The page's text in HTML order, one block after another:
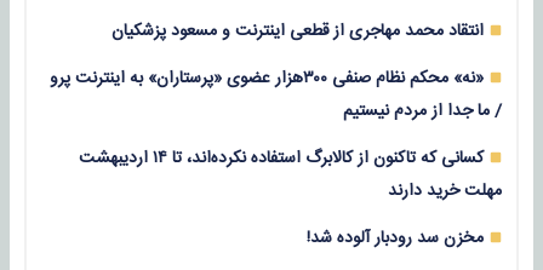
انتقاد محمد مهاجری از قطعی اینترنت و مسعود پزشکیان
«نه» محکم نظام صنفی ۳۰۰هزار عضوی «پرستاران» به اینترنت پرو
/ ما جدا از مردم نیستیم
کسانی که تاکنون از کالابرگ استفاده نکرده‌اند، تا ۱۴ اردیبهشت
مهلت خرید دارند
مخزن سد رودبار آلوده شد!